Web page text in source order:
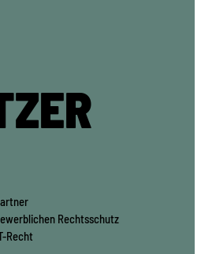
Rechtsschutz
Recht